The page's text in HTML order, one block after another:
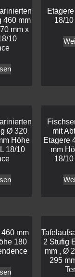
460 mm
mm x
10
18/
Ø 320
Höhe
18/10
mit
Etagere
mm
18/
mm
180
2 Stufig
mm , Ø
295